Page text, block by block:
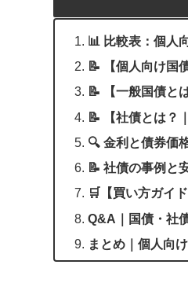
📊 比較表：個人
📝 【個人向け国
📝 【一般国債と
📝 【社債とは？
🔍 金利と債券価
📝 社債の事例と
🛒【買い方ガイ
Q&A｜国債・社
まとめ｜個人向